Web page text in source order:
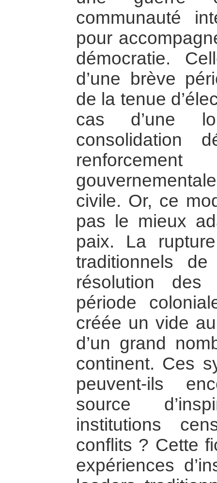
communauté
pour
démocratie.
d’une brève
de la tenue
cas d’une
consolidation
civile. Or, ce
pas le mieux
paix. La
traditionnels
résolution
période
créée un vide
d’un grand
continent. Ces
peuvent-ils
source
institutions
conflits ? Cette
expériences